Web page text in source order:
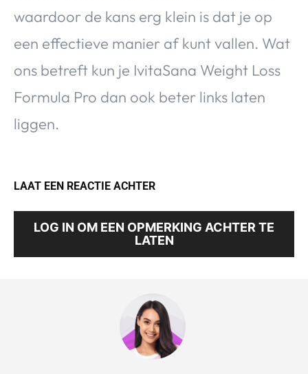
waardoor de kans erg klein is dat je op
een effectieve manier af kunt vallen. Wat
ons betreft kun je IvitaSana Weight Loss
Formula Pro dan ook beter links laten
liggen.
LAAT EEN REACTIE ACHTER
LOG IN OM EEN OPMERKING ACHTER TE
LATEN